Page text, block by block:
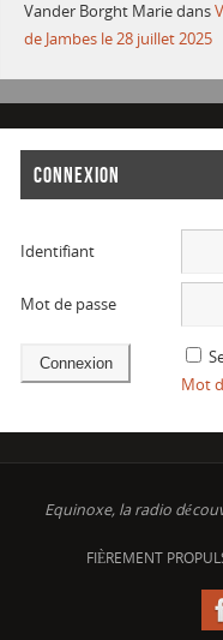
Vander Borght Mariedans
de Jambes le 28 juillet 2025
CONNEXION
Identifiant
Mot de passe
Mot
Equinoxe, la radio
FIÈREMENT